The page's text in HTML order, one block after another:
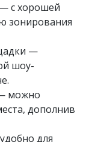
с хорошей
зонирования
—
шоу-
можно
дополнив
для